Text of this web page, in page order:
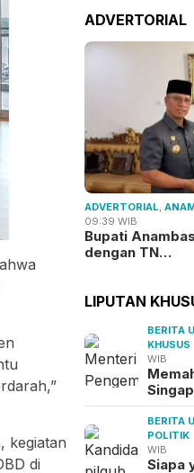
kegiatan
di
ADVERTORIAL
ADVERTORIAL,
09:39 WIB
Bupati
dengan TN…
LIPUTAN
BERITA
KHUSUS
WIB
BERITA
POLITIK
WIB
Siapa